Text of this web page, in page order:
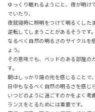
ゆっくり眠れるようにと、夜が明け
でいたり、
夜就寝時に照明をつけて明るくした
逆転してしまうことがあるそうです。
なるべく自然の明るさのサイクルを
ょう。
その意味でも、ベッドのある部屋の
す。
朝はしっかり陽の光を感じることで
日中もなるべく自然の明るさを感じ
いつどのように過ごすのかをよく考
ランスをとるためには重要です。